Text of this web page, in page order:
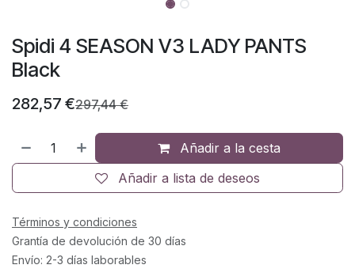
Spidi 4 SEASON V3 LADY PANTS
Black
282,57 €297,44€
Añadir a la cesta
Añadir a lista de deseos
Términos y condiciones
Grantía de devolución de 30 días
Envío: 2-3 días laborables